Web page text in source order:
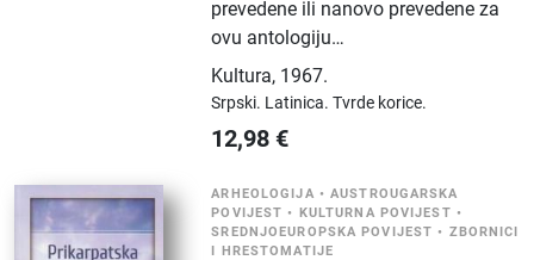
prevedene ili nanovo prevedene za
ovu antologiju…
Kultura, 1967.
Srpski. Latinica.Tvrde korice.
12,98 €
ARHEOLOGIJA •AUSTROUGARSKA
POVIJEST • KULTURNA POVIJEST •
SREDNJOEUROPSKA POVIJEST • ZBORNICI
I HRESTOMATIJE